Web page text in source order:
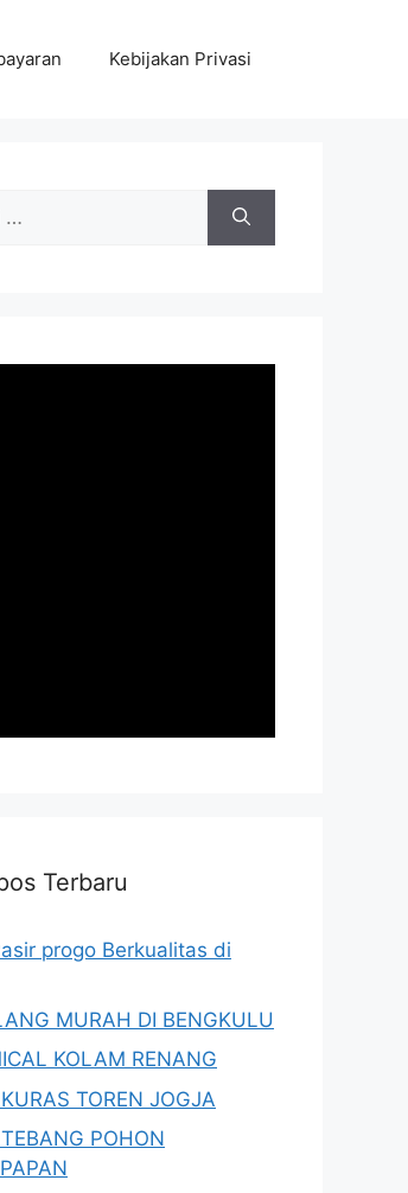
Kebijakan Privasi
Terbaru
progo Berkualitas di
MURAH DI BENGKULU
KOLAM RENANG
TOREN JOGJA
POHON